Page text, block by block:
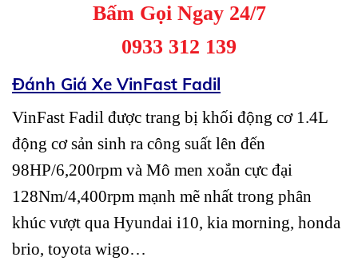
Bấm Gọi Ngay 24/7
0933 312 139
Đánh Giá Xe VinFast Fadil
VinFast Fadil được trang bị khối động cơ 1.4L
động cơ sản sinh ra công suất lên đến
98HP/6,200rpm và Mô men xoắn cực đại
128Nm/4,400rpm mạnh mẽ nhất trong phân
khúc vượt qua Hyundai i10, kia morning, honda
brio, toyota wigo…